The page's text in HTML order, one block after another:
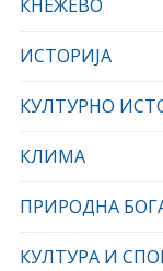
КНЕЖЕВО
ИСТОРИЈА
КУЛТУРНО
КЛИМА
ПРИРОДНА
КУЛТУРА И